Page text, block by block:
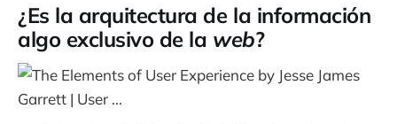
¿Es la arquitectura de la información
algo exclusivo de la web?